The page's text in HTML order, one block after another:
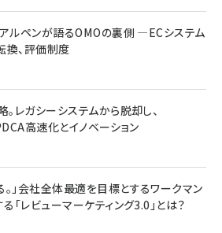
ルペンが語るOMOの裏側 ―ECシステム
換、評価制度
レガシーシステムから脱却し、
高速化とイノベーション
。」会社全体最適を目標とするワークマン
「レビューマーケティング3.0」とは？